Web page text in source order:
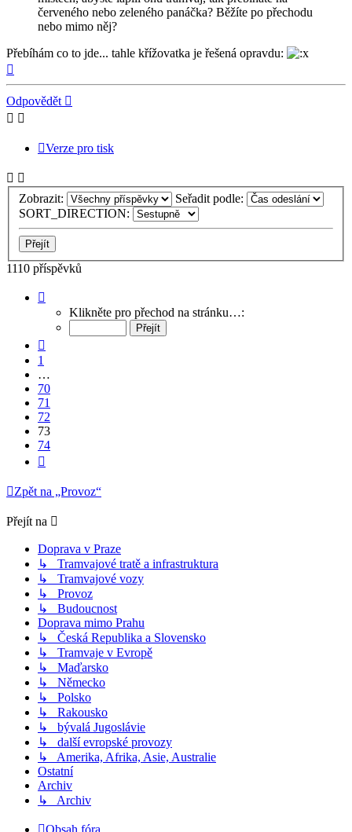
červeného nebo zeleného panáčka? Běžíte po přechodu
nebo mimo něj?
Přebíhám co to jde... tahle křížovatka je řešená opravdu:
Odpovědět
Verze pro tisk
Zobrazit:
Seřadit podle:
SORT_DIRECTION:
1110 příspěvků
73
Klikněte pro přechod na stránku…:
1
…
70
71
72
73
74
Zpět na „Provoz“
Přejít na
Doprava v Praze
↳ Tramvajové tratě a infrastruktura
↳ Tramvajové vozy
↳ Provoz
↳ Budoucnost
Doprava mimo Prahu
↳ Česká Republika a Slovensko
↳ Tramvaje v Evropě
↳ Maďarsko
↳ Německo
↳ Polsko
↳ Rakousko
↳ bývalá Jugoslávie
↳ další evropské provozy
↳ Amerika, Afrika, Asie, Australie
Ostatní
Archiv
↳ Archiv